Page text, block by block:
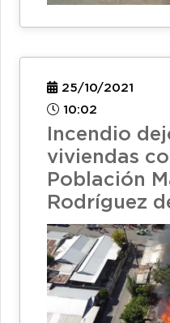
25/10/2021
10:02
Incendio
viviendas
Población
Rodríguez